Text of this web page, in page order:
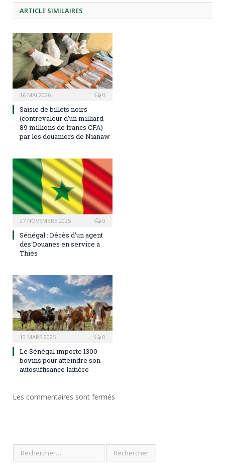
ARTICLE SIMILAIRES
16 MAI 2026 0
Saisie de billets noirs
(contrevaleur d’un milliard
89 millions de francs CFA)
par les douaniers de Nianaw
27 NOVEMBRE 2025 0
Sénégal : Décès d’un agent
des Douanes en service à
Thiès
10 MARS 2025 0
Le Sénégal importe 1300
bovins pour atteindre son
autosuffisance laitière
Les commentaires sont fermés